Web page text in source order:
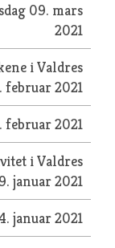
09. mars
2021
i Valdres
februar 2021
februar 2021
i Valdres
januar 2021
januar 2021